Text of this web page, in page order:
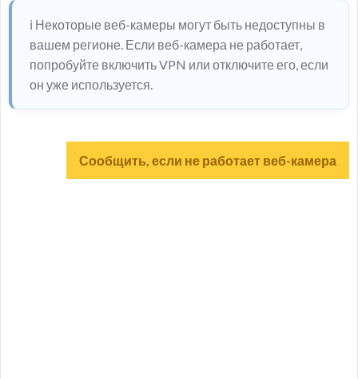
ℹ️ Некоторые веб-камеры могут быть недоступны в
вашем регионе. Если веб-камера не работает,
попробуйте включить VPN или отключите его, если
он уже используется.
Сообщить, если не работает веб-камера